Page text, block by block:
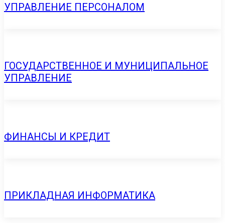
УПРАВЛЕНИЕ ПЕРСОНАЛОМ
ГОСУДАРСТВЕННОЕ И МУНИЦИПАЛЬНОЕ
УПРАВЛЕНИЕ
ФИНАНСЫ И КРЕДИТ
ПРИКЛАДНАЯ ИНФОРМАТИКА